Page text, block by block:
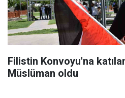
Filistin Konvoyu'na
Müslüman oldu